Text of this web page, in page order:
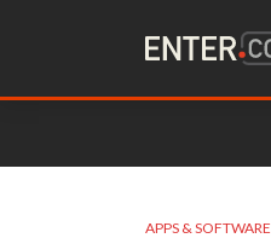
APPS & SOFTWARE